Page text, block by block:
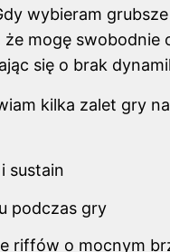
wybieram
mogę swobodnie
się o brak
kilka zalet gry
sustain
podczas gry
riffów o mocnym